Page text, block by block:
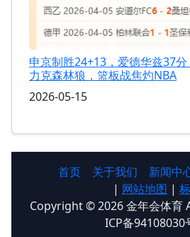
申京制胜24+13，爱德华兹37
力克森林狼，篮板战焦灼NBA
2026-05-15
首页 关于我们 新闻中
| 网站地图 |
Copyright © 2026 金年会体育
ICP备94108030